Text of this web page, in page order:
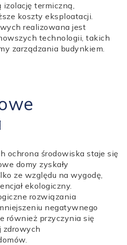
izolację termiczną,
koszty eksploatacji.
realizowana jest
technologii, takich
zarządzania budynkiem.
ochrona środowiska staje się
domy zyskały
ze względu na wygodę,
ekologiczny.
rozwiązania
negatywnego
również przyczynia się
zdrowych